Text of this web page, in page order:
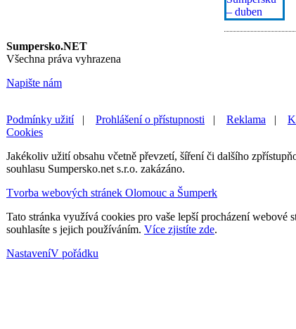
Sumpersko.NET
Všechna práva vyhrazena
Napište nám
Podmínky užití Prohlášení o přístupnosti Reklama
Cookies
Jakékoliv užití obsahu včetně převzetí, šíření či dalšího
souhlasu Sumpersko.net s.r.o. zakázáno.
Tvorba webových stránek Olomouc a Šumperk
Tato stránka využívá cookies pro vaše lepší procházení webové
souhlasíte s jejich používáním. Více zjistíte zde.
NastaveníV pořádku